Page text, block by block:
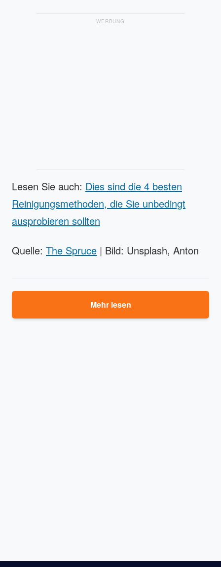
WERBUNG
Lesen Sie auch: Dies sind die 4 besten
Reinigungsmethoden, die Sie unbedingt
ausprobieren sollten
Quelle: The Spruce | Bild: Unsplash, Anton
Mehr lesen